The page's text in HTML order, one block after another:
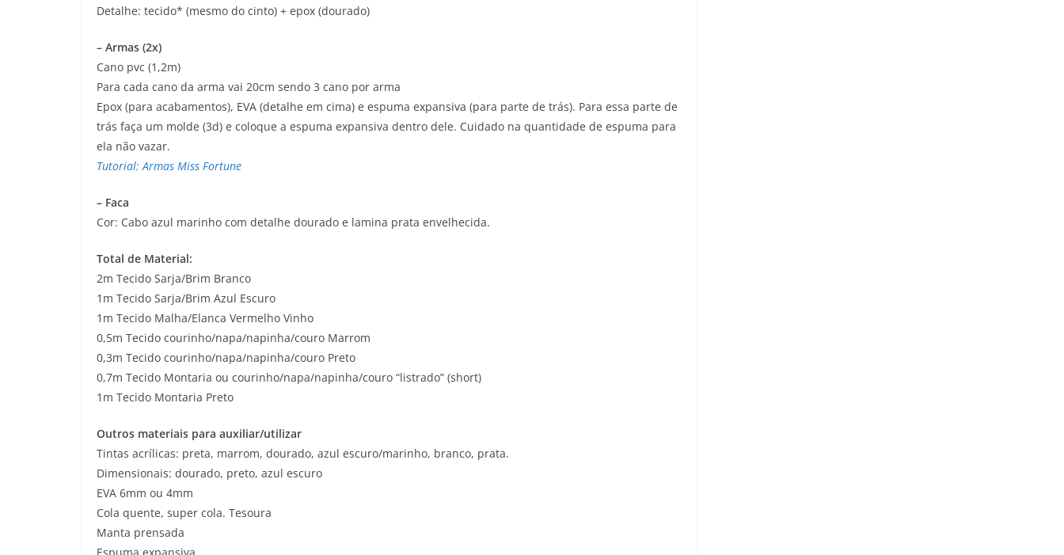
Detalhe: tecido* (mesmo do cinto) + epox (dourado)
– Armas (2x)
Cano pvc (1,2m)
Para cada cano da arma vai 20cm sendo 3 cano por arma
Epox (para acabamentos), EVA (detalhe em cima) e espuma expansiva (para parte de trás). Para essa parte de
trás faça um molde (3d) e coloque a espuma expansiva dentro dele. Cuidado na quantidade de espuma para
ela não vazar.
Tutorial: Armas Miss Fortune
– Faca
Cor: Cabo azul marinho com detalhe dourado e lamina prata envelhecida.
Total de Material:
2m Tecido Sarja/Brim Branco
1m Tecido Sarja/Brim Azul Escuro
1m Tecido Malha/Elanca Vermelho Vinho
0,5m Tecido courinho/napa/napinha/couro Marrom
0,3m Tecido courinho/napa/napinha/couro Preto
0,7m Tecido Montaria ou courinho/napa/napinha/couro “listrado” (short)
1m Tecido Montaria Preto
Outros materiais para auxiliar/utilizar
Tintas acrílicas: preta, marrom, dourado, azul escuro/marinho, branco, prata.
Dimensionais: dourado, preto, azul escuro
EVA 6mm ou 4mm
Cola quente, super cola. Tesoura
Manta prensada